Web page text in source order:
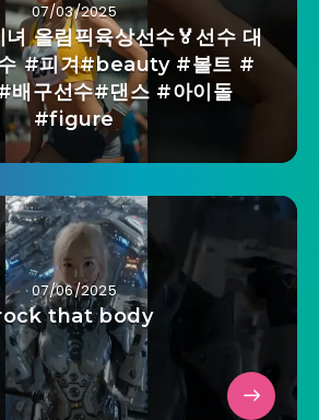
07/03/2025
녀 올림픽육상선수🏅선수 대
#피겨#beauty #볼트 #
배구선수#댄스 #아이돌
#figure
07/06/2025
that body